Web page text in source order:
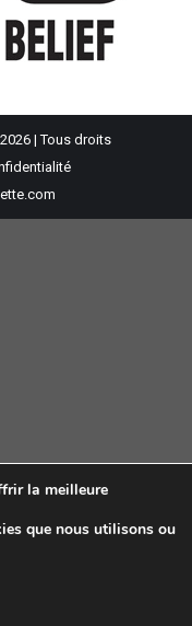
| Tous droits
la meilleure
que nous utilisons ou